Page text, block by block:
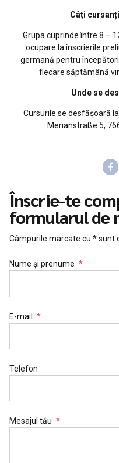
Câți
Grupa cuprinde între 8 –
ocupare la înscrierile
germană pentru
fiecare săptămână
Unde se
Cursurile se desfășoară
Merianstraße 5,
Înscrie-te
formularul de
Câmpurile marcate cu * sunt
Nume și prenume
E-mail
Telefon
Mesajul tău